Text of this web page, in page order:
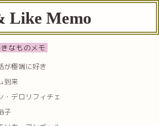
Like Memo
なものメモ
が極端に好き
到来
・デロリフィチェ
子